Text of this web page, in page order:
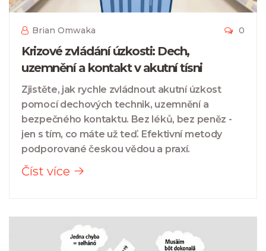
Brian Omwaka 0
Krizové zvládání úzkosti: Dech,
uzemnění a kontakt v akutní tísni
Zjistěte, jak rychle zvládnout akutní úzkost
pomocí dechových technik, uzemnění a
bezpečného kontaktu. Bez léků, bez peněz -
jen s tím, co máte už teď. Efektivní metody
podporované českou vědou a praxí.
Číst více